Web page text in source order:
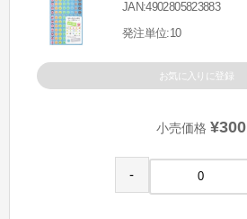
JAN:4902805823883
発注単位:10
お気に入りに登録
小売価格 ¥300
-